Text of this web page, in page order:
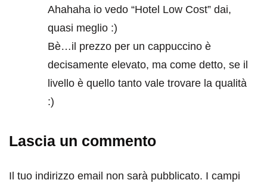
Ahahaha io vedo “Hotel Low Cost” dai,
quasi meglio :)
Bè…il prezzo per un cappuccino è
decisamente elevato, ma come detto, se il
livello è quello tanto vale trovare la qualità
:)
Lascia un commento
Il tuo indirizzo email non sarà pubblicato. I campi